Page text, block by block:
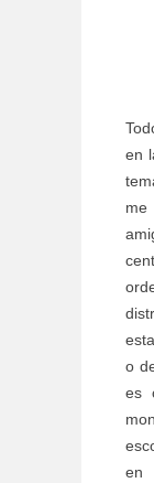
en
o
es
en